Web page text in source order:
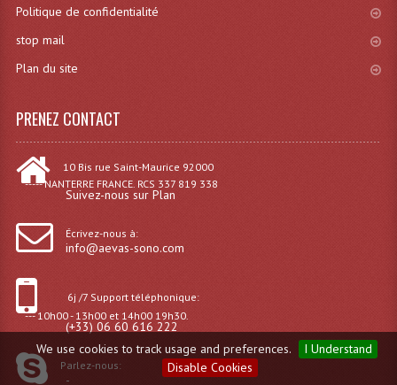
We use cookies to track usage and preferences.
I Understand
Disable Cookies
Politique de confidentialité
stop mail
Plan du site
PRENEZ CONTACT
10 Bis rue Saint-Maurice 92000
----- NANTERRE FRANCE. RCS 337 819 338
Suivez-nous sur Plan
Écrivez-nous à:
info@aevas-sono.com
6j /7 Support téléphonique:
--- 10h00 - 13h00 et 14h00 19h30.
(+33) 06 60 616 222
Parlez-nous:
-